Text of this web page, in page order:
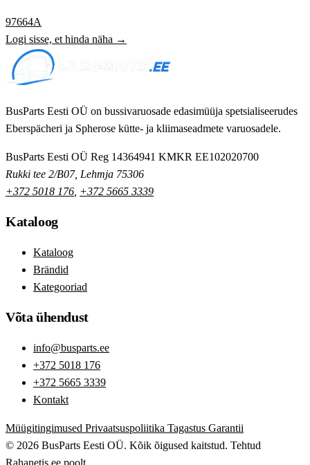
97664A
Logi sisse, et hinda näha →
BusParts Eesti OÜ on bussivaruosade edasimüüja spetsialiseerudes
Eberspächeri ja Spherose kütte- ja kliimaseadmete varuosadele.
BusParts Eesti OÜ Reg 14364941 KMKR EE102020700
Rukki tee 2/B07, Lehmja 75306
+372 5018 176 +372 5665 3339
Kataloog
Kataloog
Brändid
Kategooriad
Võta ühendust
info@busparts.ee
+372 5018 176
+372 5665 3339
Kontakt
Müügitingimused Privaatsuspoliitika Tagastus Garantii
© 2026 BusParts Eesti OÜ. Kõik õigused kaitstud. Tehtud
Rahanetis.ee poolt